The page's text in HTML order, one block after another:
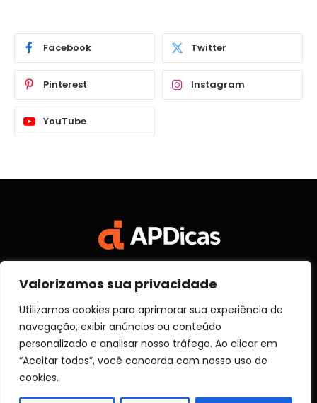
Valorizamos sua privacidade
Utilizamos cookies para aprimorar sua experiência de
navegação, exibir anúncios ou conteúdo
personalizado e analisar nosso tráfego. Ao clicar em
“Aceitar todos”, você concorda com nosso uso de
cookies.
Facebook Twitter
Pinterest Instagram
YouTube
(Twitter)
SOBRE NÓS
POLITICA DE PRIVACIDADE
TERMOS DE USO